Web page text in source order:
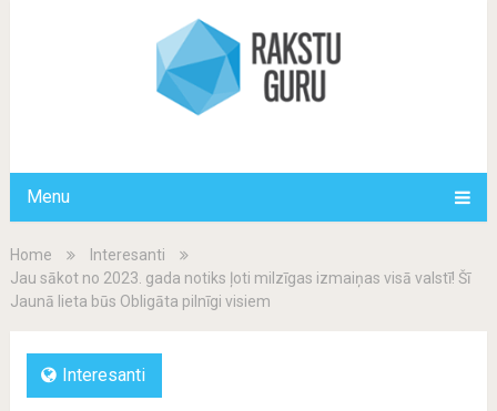
Menu
Home
Interesanti
Jau sākot no 2023. gada notiks ļoti milzīgas izmaiņas visā valstī! Šī
Jaunā lieta būs Obligāta pilnīgi visiem
Interesanti